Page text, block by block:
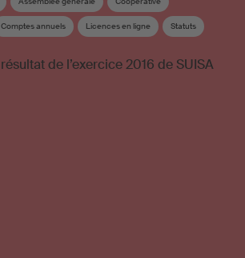
Comptes annuels Licences en ligne Statuts